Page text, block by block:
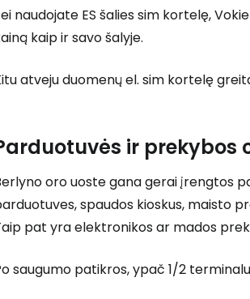
naudojate ES šalies sim kortelę,
kaip ir savo šalyje.
atveju duomenų el. sim kortelę
ir prekybos
oro uoste gana gerai įrengtos
spaudos kioskus, maisto
pat yra elektronikos ar mados
saugumo patikros, ypač 1/2